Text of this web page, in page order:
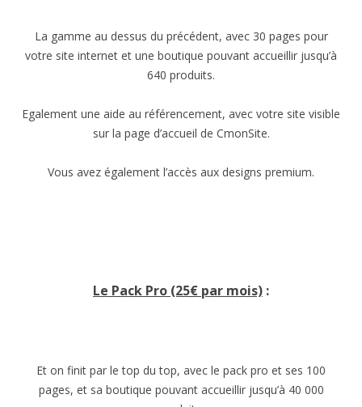
La gamme au dessus du précédent, avec 30 pages pour
votre site internet et une boutique pouvant accueillir jusqu’à
640 produits.
Egalement une aide au référencement, avec votre site visible
sur la page d’accueil de CmonSite.
Vous avez également l’accès aux designs premium.
Le Pack Pro (25€ par mois) :
Et on finit par le top du top, avec le pack pro et ses 100
pages, et sa boutique pouvant accueillir jusqu’à 40 000